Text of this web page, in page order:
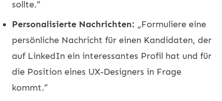
sollte.“
Personalisierte Nachrichten: „Formuliere eine
persönliche Nachricht für einen Kandidaten, der
auf LinkedIn ein interessantes Profil hat und für
die Position eines UX-Designers in Frage
kommt.“